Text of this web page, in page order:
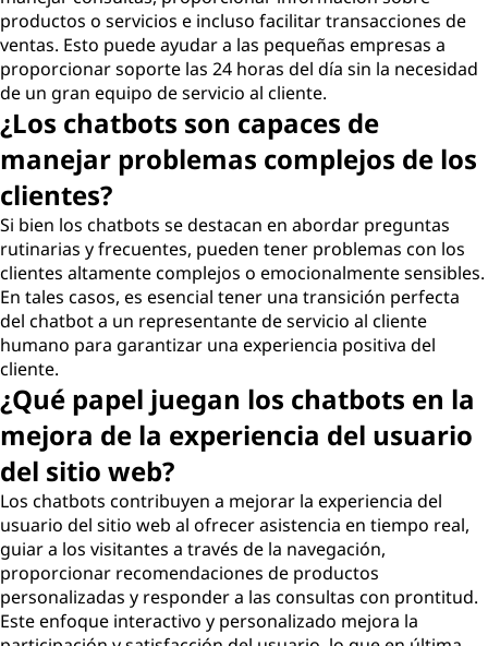
productos o servicios e incluso facilitar transacciones de
ventas. Esto puede ayudar a las pequeñas empresas a
proporcionar soporte las 24 horas del día sin la necesidad
de un gran equipo de servicio al cliente.
¿Los chatbots son capaces de
manejar problemas complejos de los
clientes?
Si bien los chatbots se destacan en abordar preguntas
rutinarias y frecuentes, pueden tener problemas con los
clientes altamente complejos o emocionalmente sensibles.
En tales casos, es esencial tener una transición perfecta
del chatbot a un representante de servicio al cliente
humano para garantizar una experiencia positiva del
cliente.
¿Qué papel juegan los chatbots en la
mejora de la experiencia del usuario
del sitio web?
Los chatbots contribuyen a mejorar la experiencia del
usuario del sitio web al ofrecer asistencia en tiempo real,
guiar a los visitantes a través de la navegación,
proporcionar recomendaciones de productos
personalizadas y responder a las consultas con prontitud.
Este enfoque interactivo y personalizado mejora la